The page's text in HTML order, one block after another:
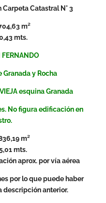
Catastral N° 3
m²
mts.
FERNANDO
Granada y Rocha
esquina Granada
No figura edificación en
m²
mts.
aprox. por vía aérea
por lo que puede haber
descripción anterior.